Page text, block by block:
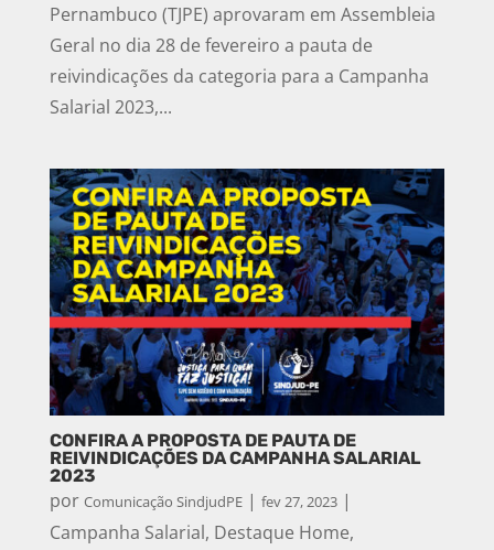
Pernambuco (TJPE) aprovaram em Assembleia
Geral no dia 28 de fevereiro a pauta de
reivindicações da categoria para a Campanha
Salarial 2023,...
CONFIRA A PROPOSTA DE PAUTA DE
REIVINDICAÇÕES DA CAMPANHA SALARIAL
2023
por Comunicação SindjudPE| fev 27, 2023|
Campanha Salarial, Destaque Home,